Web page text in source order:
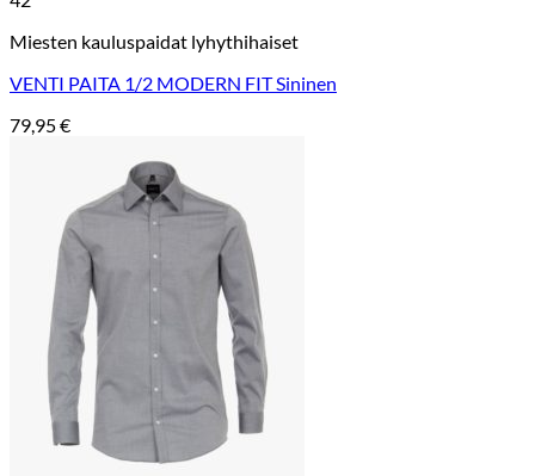
Miesten kauluspaidat lyhythihaiset
VENTI PAITA 1/2 MODERN FIT Sininen
79,95€